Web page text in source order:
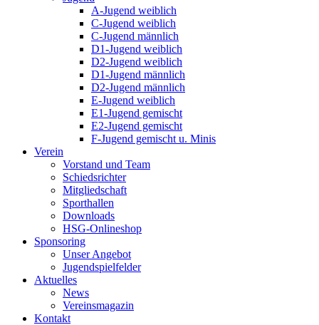
A-Jugend weiblich
C-Jugend weiblich
C-Jugend männlich
D1-Jugend weiblich
D2-Jugend weiblich
D1-Jugend männlich
D2-Jugend männlich
E-Jugend weiblich
E1-Jugend gemischt
E2-Jugend gemischt
F-Jugend gemischt u. Minis
Verein
Vorstand und Team
Schiedsrichter
Mitgliedschaft
Sporthallen
Downloads
HSG-Onlineshop
Sponsoring
Unser Angebot
Jugendspielfelder
Aktuelles
News
Vereinsmagazin
Kontakt